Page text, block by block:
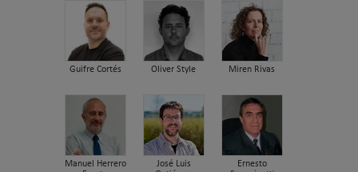
Guifre Cortés Oliver Style Miren Rivas
Manuel Herrero
José Luis
Ernesto